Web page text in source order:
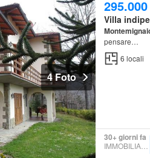
4 Foto
Villa
pensare…
6 locali
30+ giorni fa
IMMOBILIARE.IT